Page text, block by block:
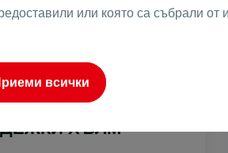
4445.60 лв
/m
ТРИ ОТДЕЛНИ
ХЪЛМ
или която са събрали от
всички